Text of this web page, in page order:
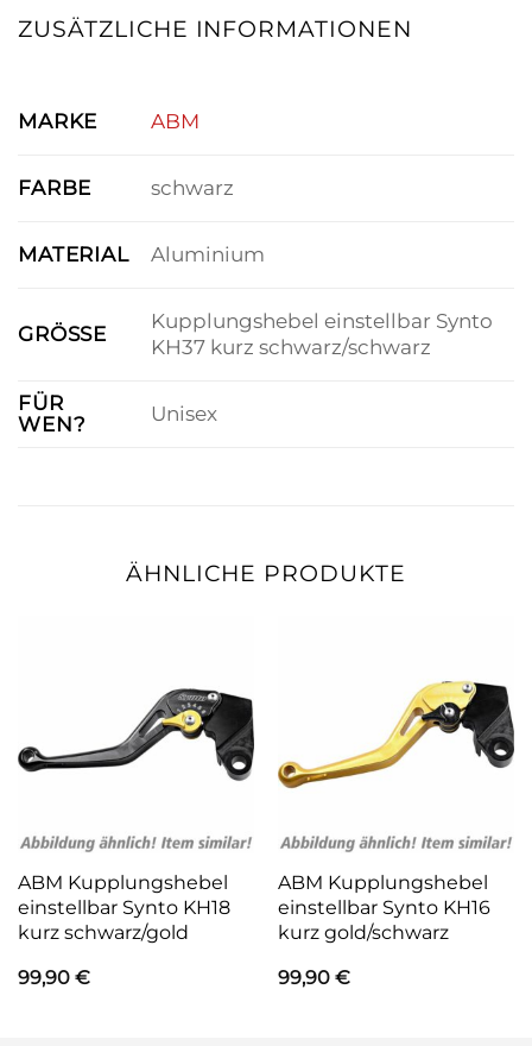
ZUSÄTZLICHE INFORMATIONEN
MARKE ABM
FARBE schwarz
MATERIAL Aluminium
GRÖSSE
Kupplungshebel einstellbar Synto
KH37 kurz schwarz/schwarz
FÜR
WEN?
Unisex
ÄHNLICHE PRODUKTE
ABM Kupplungshebel
einstellbar Synto KH18
kurz schwarz/gold
99,90 €
ABM Kupplungshebel
einstellbar Synto KH16
kurz gold/schwarz
99,90 €